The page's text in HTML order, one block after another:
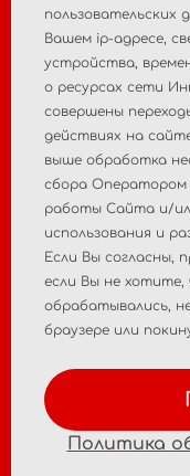
Главная
Регистрация МИ
Аналитические
исследования рынка
Политика
конфиденциальности
Условия
материалов
пользовательских
Вашем ip-адресе,
устройства,
о ресурсах сети
совершены
действиях на
выше обработка
сбора Оператором
работы Сайта и/
использования и
Если Вы согласны,
если Вы не
обрабатывались,
браузере или
Политика